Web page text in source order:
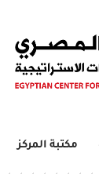
مكتبة المركز